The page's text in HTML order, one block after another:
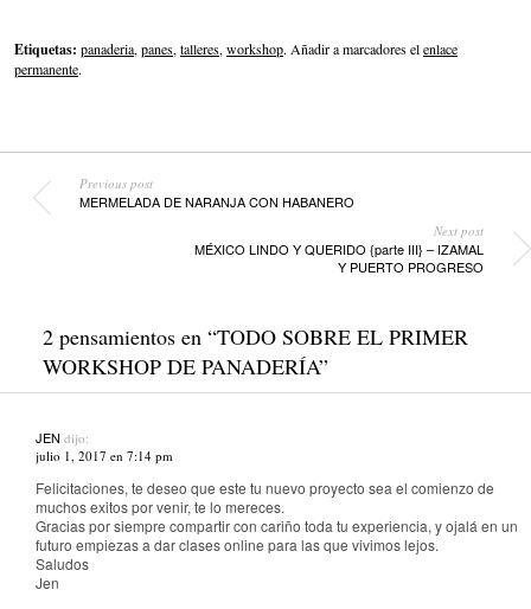
Etiquetas: panaderia, panes, talleres, workshop. Añadir a marcadores elenlace
permanente.
Previous post
MERMELADA DE NARANJA CON HABANERO
Next post
MÉXICO LINDO Y QUERIDO {parte III} – IZAMAL
Y PUERTO PROGRESO
2 pensamientos en “TODO SOBRE EL PRIMER
WORKSHOP DE PANADERÍA”
JEN dijo:
julio 1, 2017 en 7:14 pm
Felicitaciones, te deseo que este tu nuevo proyecto sea el comienzo de
muchos exitos por venir, te lo mereces.
Gracias por siempre compartir con cariño toda tu experiencia, y ojalá en un
futuro empiezas a dar clases online para las que vivimos lejos.
Saludos
Jen